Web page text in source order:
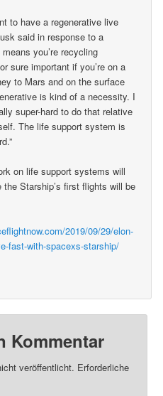
to have a regenerative live
said in response to a
you’re recycling
sure important if you’re on a
to Mars and on the surface
is kind of a necessity. I
super-hard to do that relative
The life support system is
on life support systems will
Starship’s first flights will be
2019/09/29/elon-
fast-with-spacexs-starship/
Kommentar
veröffentlicht. Erforderliche